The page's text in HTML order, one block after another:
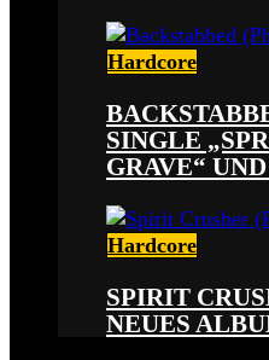
Hardcore
SINGLE
GRAVE“
Hardcore
SPIRIT
NEUES